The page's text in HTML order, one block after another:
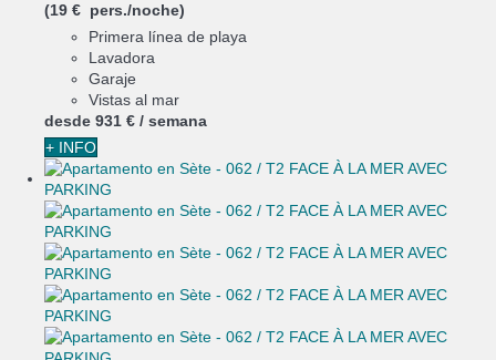
(19 € pers./noche)
Primera línea de playa
Lavadora
Garaje
Vistas al mar
desde 931 € / semana
+ INFO